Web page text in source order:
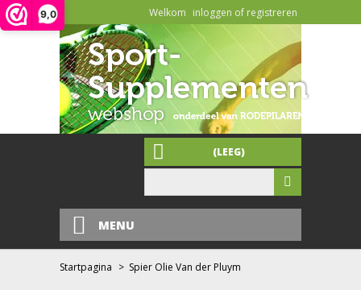
9,0 Welkom inloggen of registreren
(LEEG)
MENU
Startpagina > Spier Olie Van der Pluym